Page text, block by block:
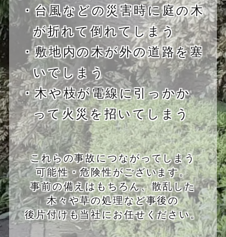
・台風などの災害時に庭の木
が折れて倒れてしまう
・敷地内の木が外の道路を塞
いでしまう
・木や枝が電線に引っかか
って火災を招いてしまう
これらの事故につながってしまう
可能性・危険性がございます。
事前の備えはもちろん、散乱した
木々や草の処理など事後の
後片付けも当社にお任せください。